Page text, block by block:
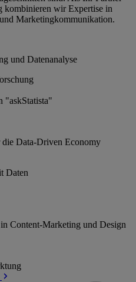
kombinieren wir Expertise in
Marketingkommunikation.
und Datenanalyse
"askStatista"
die Data-Driven Economy
Daten
Content-Marketing und Design